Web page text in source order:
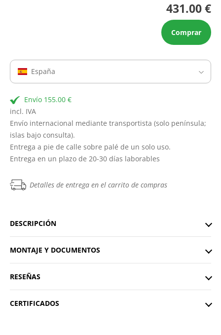
431.00 €
Comprar
España
Envío 155.00 €
incl. IVA
Envío internacional mediante transportista (solo península;
islas bajo consulta).
Entrega a pie de calle sobre palé de un solo uso.
Entrega en un plazo de 20-30 días laborables
Detalles de entrega en el carrito de compras
DESCRIPCIÓN
MONTAJE Y DOCUMENTOS
RESEÑAS
CERTIFICADOS